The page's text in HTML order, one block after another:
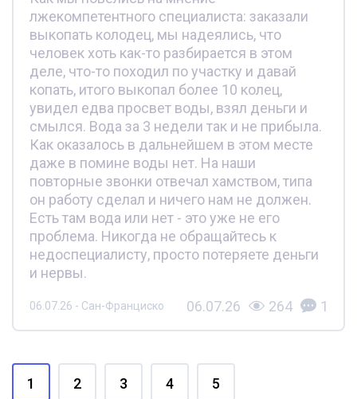
лжекомпетентного специалиста: заказали
выкопать колодец, мы надеялись, что
человек хоть как-то разбирается в этом
деле, что-то походил по участку и давай
копать, итого выкопал более 10 колец,
увидел едва просвет воды, взял деньги и
смылся. Вода за 3 недели так и не прибыла.
Как оказалось в дальнейшем в этом месте
даже в помине воды нет. На наши
повторные звонки отвечал хамством, типа
он работу сделал и ничего нам не должен.
Есть там вода или нет - это уже не его
проблема. Никогда не обращайтесь к
недоспециалисту, просто потеряете деньги
и нервы.
06.07.26 - Сан-Франциско 06.07.26 264 1
1 2 3 4 5